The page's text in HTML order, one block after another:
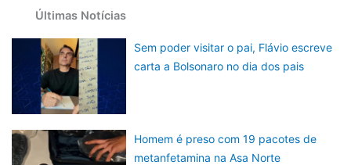
Últimas Notícias
Sem poder visitar o pai, Flávio escreve
carta a Bolsonaro no dia dos pais
Homem é preso com 19 pacotes de
metanfetamina na Asa Norte